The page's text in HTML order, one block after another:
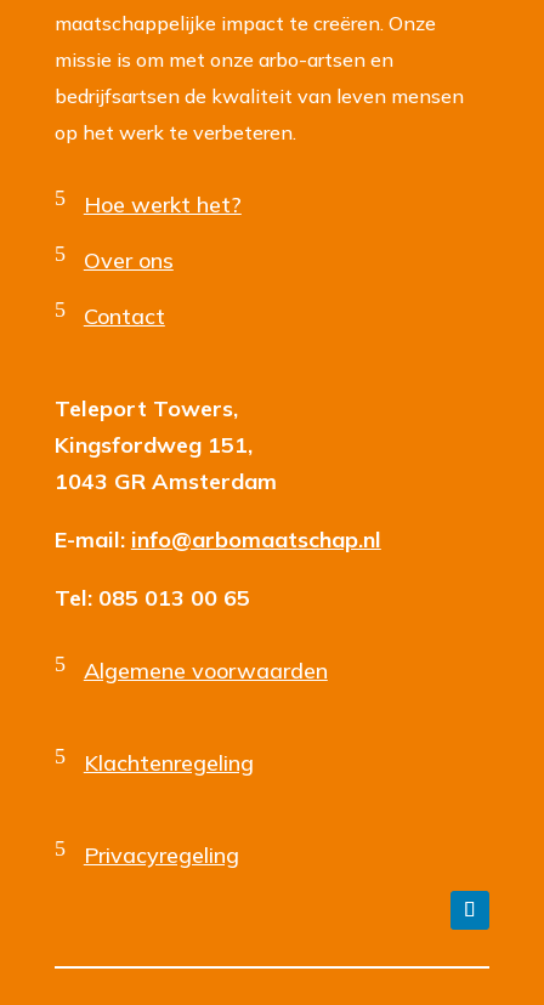
maatschappelijke impact te creëren. Onze
missie is om met onze arbo-artsen en
bedrijfsartsen de kwaliteit van leven mensen
op het werk te verbeteren.
5 Hoe werkt het?
5 Over ons
5 Contact
Teleport Towers,
Kingsfordweg 151,
1043 GR Amsterdam
E-mail: info@arbomaatschap.nl
Tel: 085 013 00 65
5 Algemene voorwaarden
5 Klachtenregeling
5 Privacyregeling